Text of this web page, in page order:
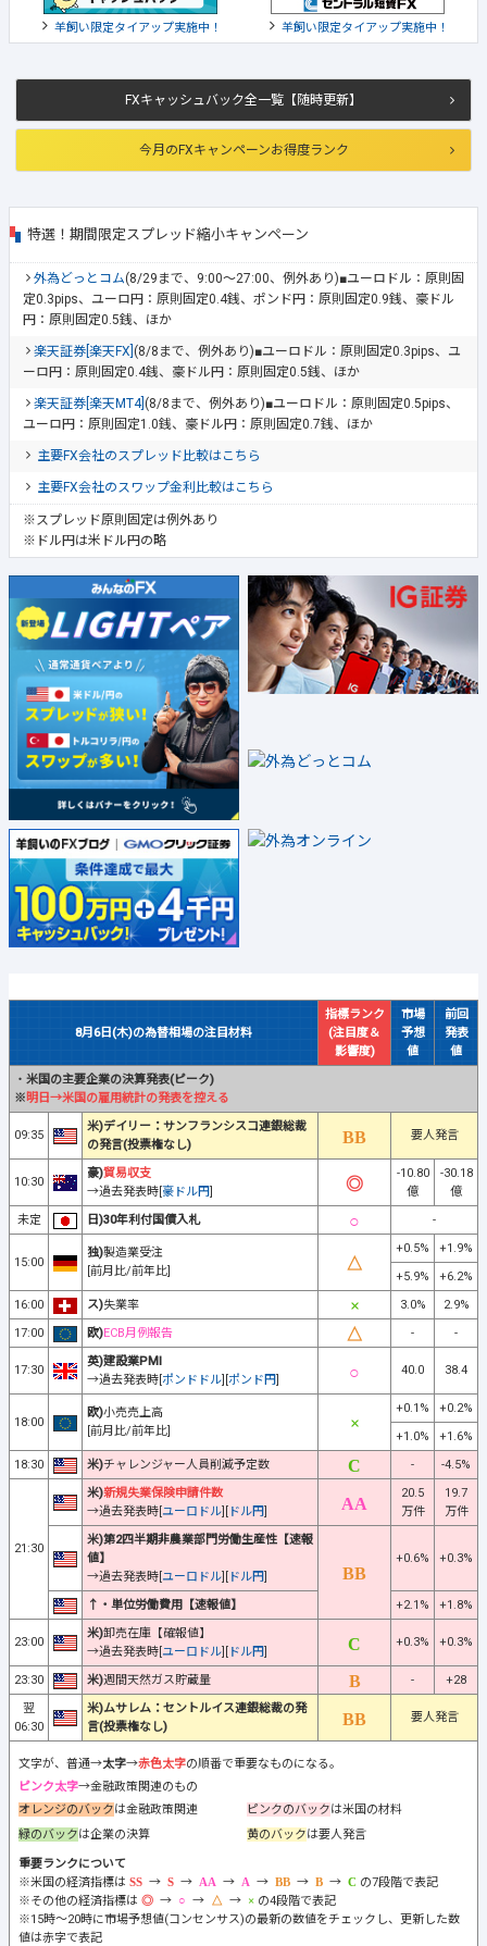
FXキャッシュバック全一覧【随時更新】
今月のFXキャンペーンお得度ランク
特選！期間限定スプレッド縮小キャンペーン
外為どっとコム(8/29まで、9:00～27:00、例外あり)■ユーロドル：原則固
定0.3pips、ユーロ円：原則固定0.4銭、ポンド円：原則固定0.9銭、豪ドル
円：原則固定0.5銭、ほか
楽天証券[楽天FX] (8/8まで、例外あり)■ユーロドル：原則固定0.3pips、ユ
ーロ円：原則固定0.4銭、豪ドル円：原則固定0.5銭、ほか
楽天証券[楽天MT4] (8/8まで、例外あり)■ユーロドル：原則固定0.5pips、
ユーロ円：原則固定1.0銭、豪ドル円：原則固定0.7銭、ほか
主要FX会社のスプレッド比較はこちら
主要FX会社のスワップ金利比較はこちら
※スプレッド原則固定は例外あり
※ドル円は米ドル円の略
8月6日(木)の為替相場の注目材料
指標ランク
(注目度＆
影響度)
市場
予想
値
前回
発表
値
・ 米国の主要企業の決算発表(ピーク)
※明日→米国の雇用統計の発表を控える
09:35
米)デイリー：サンフランシスコ連銀総裁
の発言(投票権なし)
要人発言
10:30
豪)貿易収支
→過去発表時[豪ドル円]
-10.80
億
-30.18
億
未定
日)30年利付国債入札 -
15:00
独)製造業受注
[前月比/前年比]
+0.5%
+1.9%
+5.9%
+6.2%
16:00
ス)失業率 3.0%
2.9%
17:00
欧)ECB月例報告 - -
17:30
英)建設業PMI
→過去発表時[ポンドドル][ポンド円]
40.0 38.4
18:00
欧)小売売上高
[前月比/前年比]
+0.1%
+0.2%
+1.0%
+1.6%
18:30
米)チャレンジャー人員削減予定数 - -4.5%
21:30
米)新規失業保険申請件数
→過去発表時[ユーロドル][ ドル円]
20.5
万件
19.7
万件
米)第2四半期非農業部門労働生産性【速報
値】
→過去発表時[ユーロドル][ ドル円]
+0.6% +0.3%
↑・単位労働費用【速報値】 +2.1% +1.8%
23:00
米)卸売在庫【確報値】
→過去発表時[ユーロドル][ ドル円]
+0.3% +0.3%
23:30 米)週間天然ガス貯蔵量 -
+28
翌
06:30
米)ムサレム：セントルイス連銀総裁の発
言(投票権なし)
要人発言
文字が、普通→太字→赤色太字の順番で重要なものになる。
ピンク太字→金融政策関連のもの
オレンジのバックは金融政策関連 ピンクのバックは米国の材料
緑のバックは企業の決算 黄のバックは要人発言
重要ランクについて
※米国の経済指標は
→ → → → → →
の7段階で表記
※その他の経済指標は
→ → →
の4段階で表記
※15時～20時に市場予想値(コンセンサス)の最新の数値をチェックし、更新した数
値は赤字で表記
羊飼い限定タイアップ実施中！ 羊飼い限定タイアップ実施中！